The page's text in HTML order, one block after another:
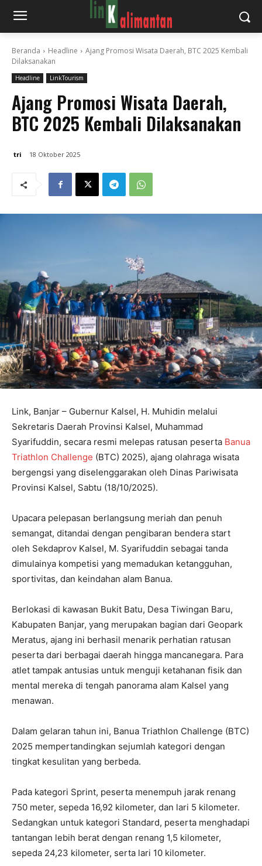
Beranda Headline
Ajang Promosi Wisata Daerah, BTC 2025 Kembali
Dilaksanakan
Headline LinkTourism
Ajang Promosi Wisata Daerah,
BTC 2025 Kembali Dilaksanakan
tri 18 Oktober 2025
Link, Banjar – Gubernur Kalsel, H. Muhidin melalui
Sekretaris Daerah Provinsi Kalsel, Muhammad
Syarifuddin, secara resmi melepas ratusan peserta Banua
Triathlon Challenge (BTC) 2025), ajang olahraga wisata
bergengsi yang diselenggarakan oleh Dinas Pariwisata
Provinsi Kalsel, Sabtu (18/10/2025).
Upacara pelepasan berlangsung meriah dan penuh
semangat, ditandai dengan pengibaran bendera start
oleh Sekdaprov Kalsel, M. Syarifuddin sebagai tanda
dimulainya kompetisi yang memadukan ketangguhan,
sportivitas, dan keindahan alam Banua.
Berlokasi di kawasan Bukit Batu, Desa Tiwingan Baru,
Kabupaten Banjar, yang merupakan bagian dari Geopark
Meratus, ajang ini berhasil menarik perhatian ratusan
peserta dari berbagai daerah hingga mancanegara. Para
atlet tampak antusias untuk menguji ketahanan fisik dan
mental mereka di tengah panorama alam Kalsel yang
menawan.
Dalam gelaran tahun ini, Banua Triathlon Challenge (BTC)
2025 mempertandingkan sejumlah kategori dengan
tingkat kesulitan yang berbeda.
Pada kategori Sprint, peserta menempuh jarak renang
750 meter, sepeda 16,92 kilometer, dan lari 5 kilometer.
Sedangkan untuk kategori Standard, peserta menghadapi
tantangan lebih berat dengan renang 1,5 kilometer,
sepeda 24,23 kilometer, serta lari 10 kilometer.